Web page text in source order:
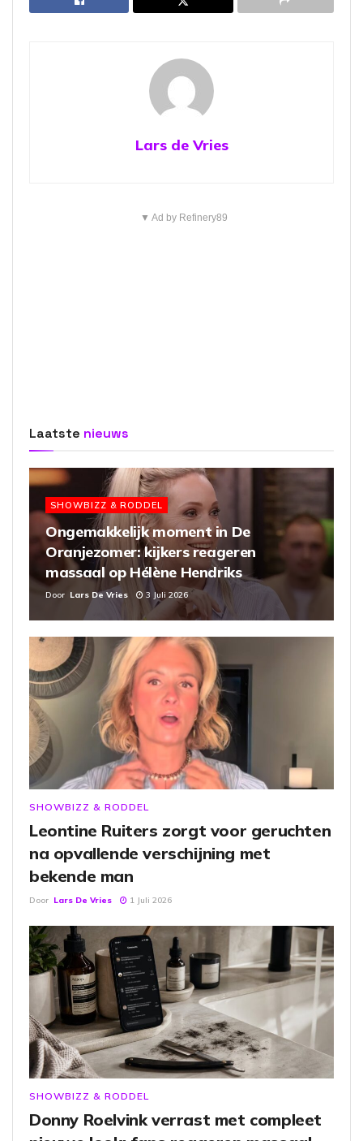
Lars de Vries
▼ Ad by Refinery89
Laatste nieuws
SHOWBIZZ & RODDEL
Ongemakkelijk moment in De
Oranjezomer: kijkers reageren
massaal op Hélène Hendriks
Door Lars De Vries 3 Juli 2026
SHOWBIZZ & RODDEL
Leontine Ruiters zorgt voor geruchten
na opvallende verschijning met
bekende man
Door Lars De Vries 1 Juli 2026
SHOWBIZZ & RODDEL
Donny Roelvink verrast met compleet